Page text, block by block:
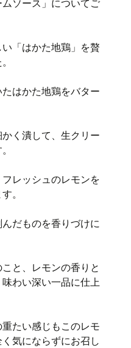
ソース」についてご
「はかた地鶏」を贅
はかた地鶏をバター
く潰して、生クリー
レッシュのレモンを
。
だものを香りづけに
と、レモンの香りと
わい深い一品に仕上
たい感じもこのレモ
気にならずにお召し